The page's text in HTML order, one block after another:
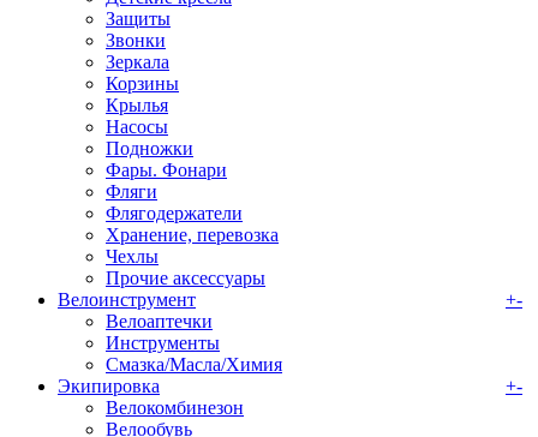
Защиты
Звонки
Зеркала
Корзины
Крылья
Насосы
Подножки
Фары. Фонари
Фляги
Флягодержатели
Хранение, перевозка
Чехлы
Прочие аксессуары
Велоинструмент
+-
Велоаптечки
Инструменты
Смазка/Масла/Химия
Экипировка
+-
Велокомбинезон
Велообувь